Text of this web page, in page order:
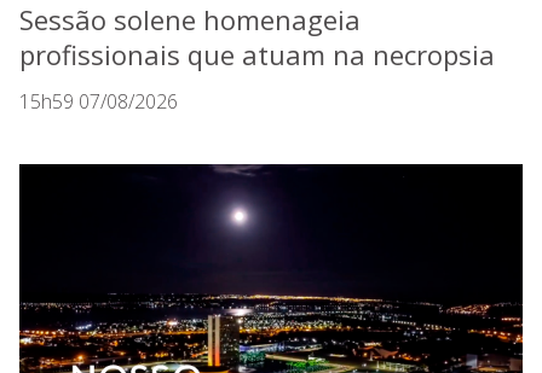
Sessão solene homenageia
profissionais que atuam na necropsia
15h59 07/08/2026